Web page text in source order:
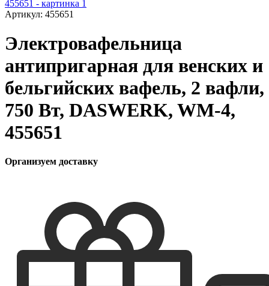
Артикул: 455651
Электровафельница
антипригарная для венских и
бельгийских вафель, 2 вафли,
750 Вт, DASWERK, WM-4,
455651
Организуем доставку